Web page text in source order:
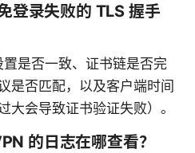
登录失败的 TLS 握手
是否一致、证书链是否完
是否匹配，以及客户端时间
大会导致证书验证失败）。
的日志在哪查看？